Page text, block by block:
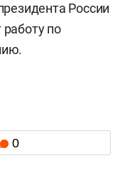
России
по
0